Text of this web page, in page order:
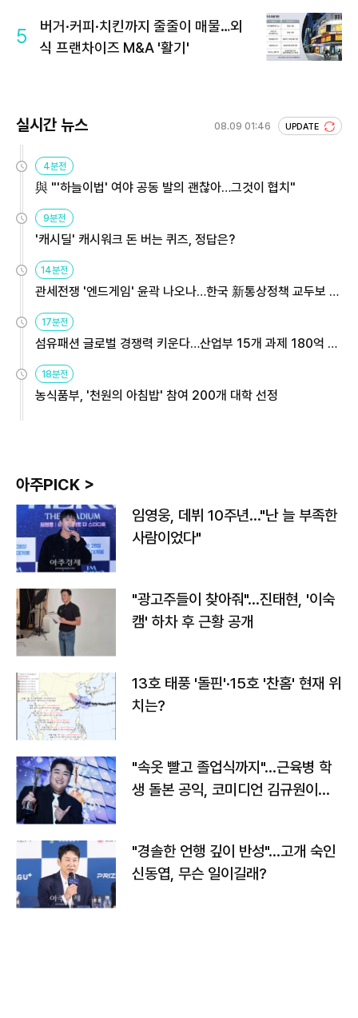
5
버거·커피·치킨까지 줄줄이 매물…외
식 프랜차이즈 M&A '활기'
실시간 뉴스 08.09 01:46 UPDATE
4분전
與 "'하늘이법' 여야 공동 발의 괜찮아…그것이 협치"
9분전
'캐시딜' 캐시워크 돈 버는 퀴즈, 정답은?
14분전
관세전쟁 '엔드게임' 윤곽 나오나…한국 新통상정책 교두보 활
17분전
섬유패션 글로벌 경쟁력 키운다…산업부 15개 과제 180억 지
18분전
농식품부, '천원의 아침밥' 참여 200개 대학 선정
아주PICK >
임영웅, 데뷔 10주년…"난 늘 부족한
사람이었다"
"광고주들이 찾아줘"…진태현, '이숙
캠' 하차 후 근황 공개
13호 태풍 '돌핀'·15호 '찬홈' 현재 위
치는?
"속옷 빨고 졸업식까지"…근육병 학
생 돌본 공익, 코미디언 김규원이었
"경솔한 언행 깊이 반성"…고개 숙인
신동엽, 무슨 일이길래?